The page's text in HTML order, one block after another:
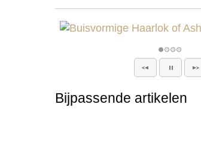
Bijpassende artikelen